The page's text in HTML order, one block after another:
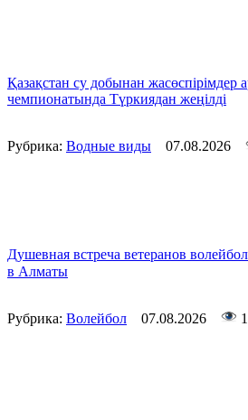
Қазақстан су добынан жасөспірімдер
чемпионатында Түркиядан жеңілді
Рубрика: Водные виды 07.08.2026
Душевная встреча ветеранов
в Алматы
Рубрика: Волейбол 07.08.2026